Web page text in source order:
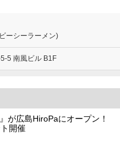
ーシーラーメン)
5 南風ビル B1F
が広島HiroPaにオープン！
開催